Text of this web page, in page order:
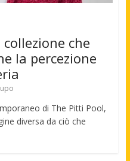
che
la percezione
di The Pitti Pool,
diversa da ciò che